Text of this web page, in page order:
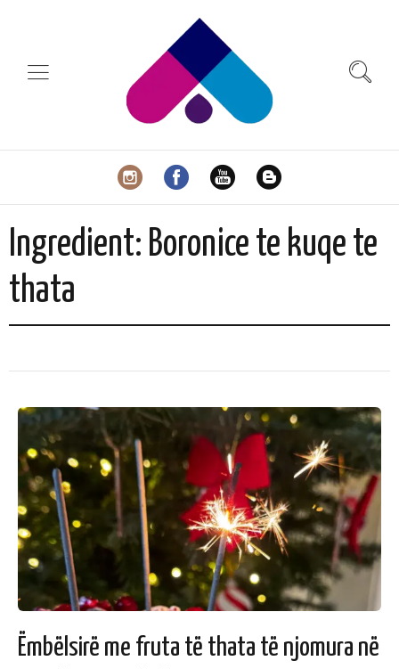
Ingredient: Boronice te kuqe te
thata
Ëmbëlsirë me fruta të thata të njomura në